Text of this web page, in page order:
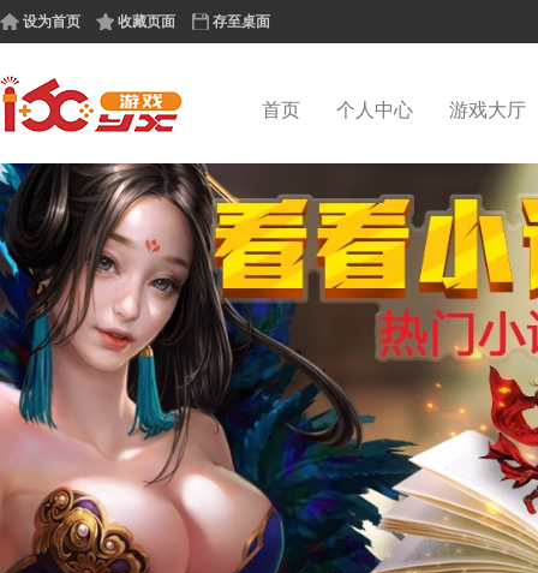
设为首页 收藏页面 存至桌面
首页 个人中心 游戏大厅